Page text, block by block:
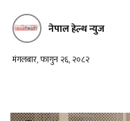
नेपाल हेल्थ न्युज
मंगलबार, फागुन २६, २०८२